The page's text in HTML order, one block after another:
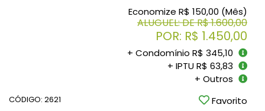
Economize R$ 150,00 (Mês)
ALUGUEL: DE R$ 1.600,00
POR: R$ 1.450,00
+ Condomínio R$ 345,10
+ IPTU R$ 63,83
+ Outros
CÓDIGO: 2621 Favorito